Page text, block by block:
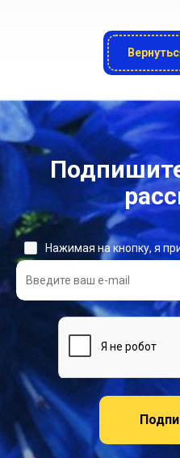
Нажимая на кнопку, я